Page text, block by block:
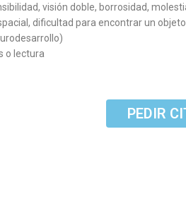
visión doble, borrosidad,
dificultad para encontrar un
o lectura
PEDIR